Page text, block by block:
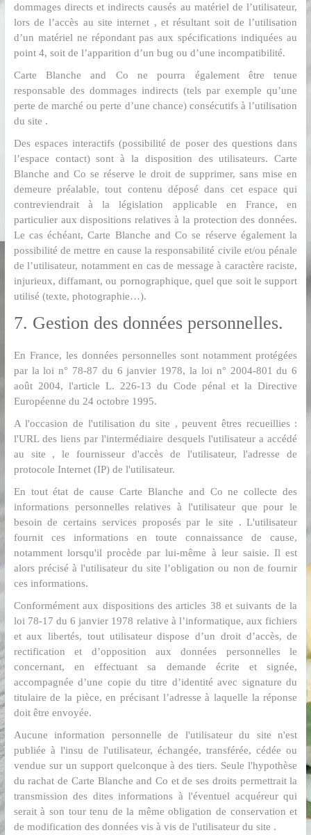
dommages directs et indirects causés au matériel de l’utilisateur,
lors de l’accès au site internet , et résultant soit de l’utilisation
d’un matériel ne répondant pas aux spécifications indiquées au
point 4, soit de l’apparition d’un bug ou d’une incompatibilité.
Carte Blanche and Co ne pourra également être tenue
responsable des dommages indirects (tels par exemple qu’une
perte de marché ou perte d’une chance) consécutifs à l’utilisation
du site .
Des espaces interactifs (possibilité de poser des questions dans
l’espace contact) sont à la disposition des utilisateurs. Carte
Blanche and Co se réserve le droit de supprimer, sans mise en
demeure préalable, tout contenu déposé dans cet espace qui
contreviendrait à la législation applicable en France, en
particulier aux dispositions relatives à la protection des données.
Le cas échéant, Carte Blanche and Co se réserve également la
possibilité de mettre en cause la responsabilité civile et/ou pénale
de l’utilisateur, notamment en cas de message à caractère raciste,
injurieux, diffamant, ou pornographique, quel que soit le support
utilisé (texte, photographie…).
7. Gestion des données personnelles.
En France, les données personnelles sont notamment protégées
par la loi n° 78-87 du 6 janvier 1978, la loi n° 2004-801 du 6
août 2004, l'article L. 226-13 du Code pénal et la Directive
Européenne du 24 octobre 1995.
A l'occasion de l'utilisation du site , peuvent êtres recueillies :
l'URL des liens par l'intermédiaire desquels l'utilisateur a accédé
au site , le fournisseur d'accès de l'utilisateur, l'adresse de
protocole Internet (IP) de l'utilisateur.
En tout état de cause Carte Blanche and Co ne collecte des
informations personnelles relatives à l'utilisateur que pour le
besoin de certains services proposés par le site . L'utilisateur
fournit ces informations en toute connaissance de cause,
notamment lorsqu'il procède par lui-même à leur saisie. Il est
alors précisé à l'utilisateur du site l’obligation ou non de fournir
ces informations.
Conformément aux dispositions des articles 38 et suivants de la
loi 78-17 du 6 janvier 1978 relative à l’informatique, aux fichiers
et aux libertés, tout utilisateur dispose d’un droit d’accès, de
rectification et d’opposition aux données personnelles le
concernant, en effectuant sa demande écrite et signée,
accompagnée d’une copie du titre d’identité avec signature du
titulaire de la pièce, en précisant l’adresse à laquelle la réponse
doit être envoyée.
Aucune information personnelle de l'utilisateur du site n'est
publiée à l'insu de l'utilisateur, échangée, transférée, cédée ou
vendue sur un support quelconque à des tiers. Seule l'hypothèse
du rachat de Carte Blanche and Co et de ses droits permettrait la
transmission des dites informations à l'éventuel acquéreur qui
serait à son tour tenu de la même obligation de conservation et
de modification des données vis à vis de l'utilisateur du site .